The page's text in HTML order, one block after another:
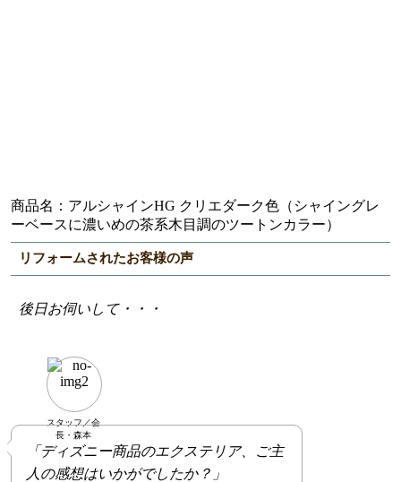
商品名：アルシャインHG クリエダーク色（シャイングレ
ーベースに濃いめの茶系木目調のツートンカラー）
リフォームされたお客様の声
後日お伺いして・・・
スタッフ／会
長・森本
「ディズニー商品のエクステリア、ご主
人の感想はいかがでしたか？」